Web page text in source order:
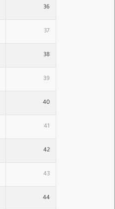
36
37
38
39
40
41
42
43
44